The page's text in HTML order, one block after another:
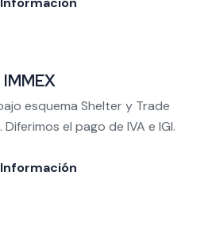
esquema Shelter y Trade
el pago de IVA e IGI.